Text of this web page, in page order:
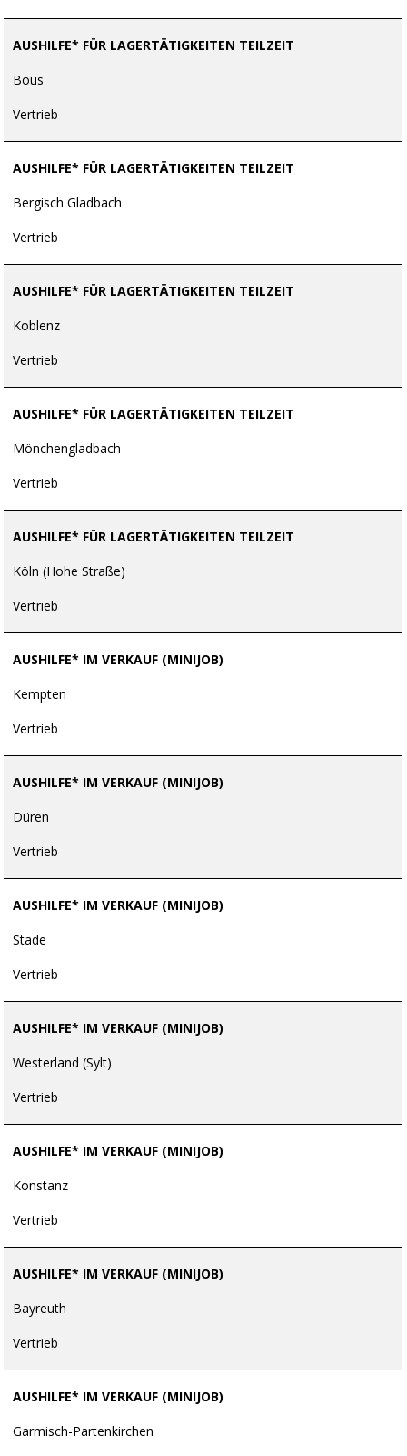
AUSHILFE* FÜR LAGERTÄTIGKEITEN TEILZEIT
Bous
Vertrieb
AUSHILFE* FÜR LAGERTÄTIGKEITEN TEILZEIT
Bergisch Gladbach
Vertrieb
AUSHILFE* FÜR LAGERTÄTIGKEITEN TEILZEIT
Koblenz
Vertrieb
AUSHILFE* FÜR LAGERTÄTIGKEITEN TEILZEIT
Mönchengladbach
Vertrieb
AUSHILFE* FÜR LAGERTÄTIGKEITEN TEILZEIT
Köln (Hohe Straße)
Vertrieb
AUSHILFE* IM VERKAUF (MINIJOB)
Kempten
Vertrieb
AUSHILFE* IM VERKAUF (MINIJOB)
Düren
Vertrieb
AUSHILFE* IM VERKAUF (MINIJOB)
Stade
Vertrieb
AUSHILFE* IM VERKAUF (MINIJOB)
Westerland (Sylt)
Vertrieb
AUSHILFE* IM VERKAUF (MINIJOB)
Konstanz
Vertrieb
AUSHILFE* IM VERKAUF (MINIJOB)
Bayreuth
Vertrieb
AUSHILFE* IM VERKAUF (MINIJOB)
Garmisch-Partenkirchen